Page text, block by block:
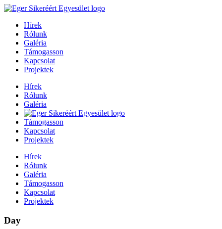
Hírek
Rólunk
Galéria
Támogasson
Kapcsolat
Projektek
Hírek
Rólunk
Galéria
Támogasson
Kapcsolat
Projektek
Hírek
Rólunk
Galéria
Támogasson
Kapcsolat
Projektek
Day